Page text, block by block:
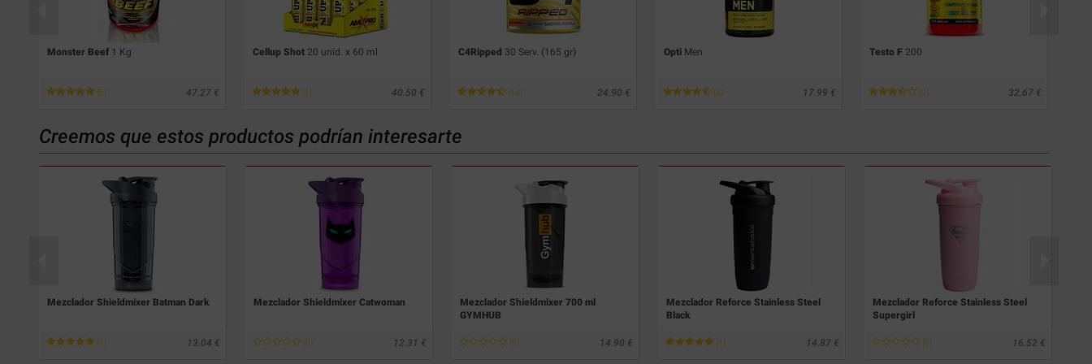
Monster Beef 1 Kg
(5) 47.27
Cellup Shot 20 unid. x 60 ml
(1) 40.50
C4Ripped 30 Serv. (165 gr)
(14) 24.90
Opti Men
(3) 17.99
Testo F 200
(2) 32.67
Creemos que estos productos podrían interesarte
Mezclador Shieldmixer Batman Dark
(1) 13.04
Mezclador Shieldmixer Catwoman
(0) 12.31
Mezclador Shieldmixer 700 ml
GYMHUB
(0) 14.90
Mezclador Reforce Stainless Steel
Black
(1) 14.87
Mezclador Reforce Stainless Steel
Supergirl
(0) 16.52